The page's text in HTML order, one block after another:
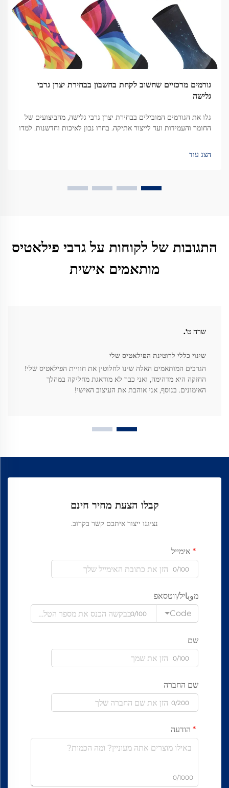
גורמים מרכזיים שחשוב לקחת בחשבון בבחירת יצרן גרבי
גלישה
גלו את הגורמים המובילים בבחירת יצרן גרבי גלישה, מהביצועים של
החומר והעמידות ועד לייצור אתיקה. בחרו נכון לאיכות וחדשנות. למדו
הצג עוד
התגובות של לקוחות על גרבי פילאטיס
מותאמים אישית
שרה ט'.
שינוי כללי לרוטינת הפילאטיס שלי
הגרבים המותאמים האלה שינו לחלוטין את חוויית הפילאטיס שלי!
החזקה היא מדהימה, ואני כבר לא מודאגת מחליקה במהלך
האימונים. בנוסף, אני אוהבת את העיצוב האישי!
קבלו הצעת מחיר חינם
נציגנו ייצור איתכם קשר בקרוב.
אימייל
0/100
מوباיל/ווטסאפ
Code
0/100
שם
0/100
שם החברה
0/200
הודעה
0/1000